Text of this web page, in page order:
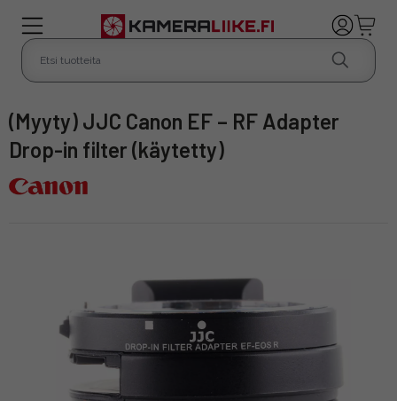
(Myyty) JJC Canon EF – RF Adapter
Drop-in filter (käytetty)